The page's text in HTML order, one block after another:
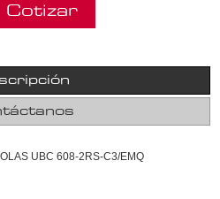
UBC 608-2RS-C3/EMQ